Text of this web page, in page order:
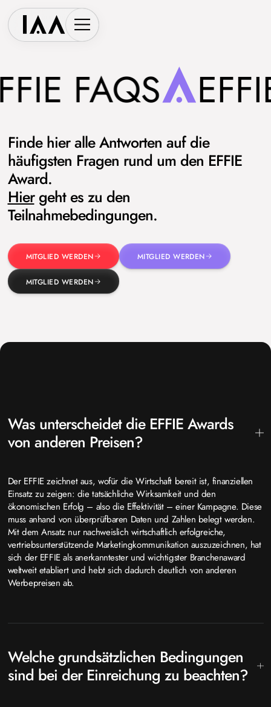
FAQS
Finde hier alle Antworten auf die
häufigsten Fragen rund um den EFFIE
Award.
Hiergeht es zu den
Teilnahmebedingungen.
MITGLIED WERDEN MITGLIED WERDEN
MITGLIED WERDEN
Was unterscheidet die EFFIE Awards
von anderen Preisen?
Der EFFIE zeichnet aus, wofür die Wirtschaft bereit ist, finanziellen
Einsatz zu zeigen: die tatsächliche Wirksamkeit und den
ökonomischen Erfolg – also die Effektivität – einer Kampagne. Diese
muss anhand von überprüfbaren Daten und Zahlen belegt werden.
Mit dem Ansatz nur nachweislich wirtschaftlich erfolgreiche,
vertriebsunterstützende Marketingkommunikation auszuzeichnen, hat
sich der EFFIE als anerkanntester und wichtigster Branchenaward
weltweit etabliert und hebt sich dadurch deutlich von anderen
Werbepreisen ab.
Welche grundsätzlichen Bedingungen
sind bei der Einreichung zu beachten?